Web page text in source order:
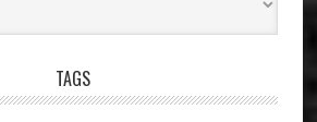
TAGS